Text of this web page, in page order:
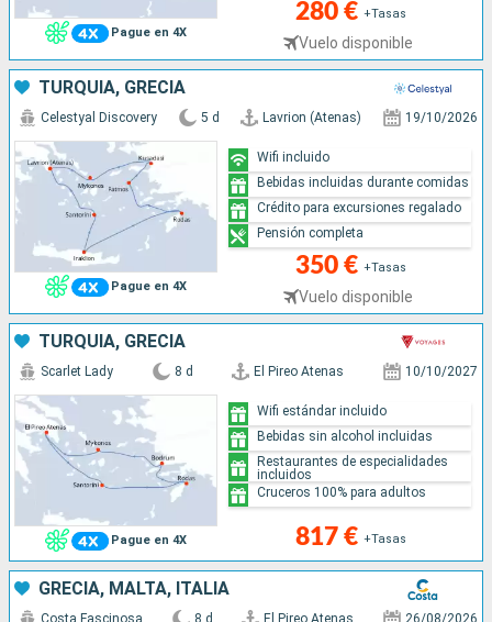
Pague en 4X
280 € +Tasas
Vuelo disponible
TURQUÍA, GRECIA
Pague en 4X
Celestyal Discovery 5 d Lavrion (Atenas) 19/10/2026
350 € +Tasas
Vuelo disponible
Wifi incluido
Bebidas incluidas durante comidas
Crédito para excursiones regalado
Pensión completa
TURQUÍA, GRECIA
Pague en 4X
Scarlet Lady 8 d El Pireo Atenas 10/10/2027
817 € +Tasas
Wifi estándar incluido
Bebidas sin alcohol incluidas
Restaurantes de especialidades
incluidos
Cruceros 100% para adultos
GRECIA, MALTA, ITALIA